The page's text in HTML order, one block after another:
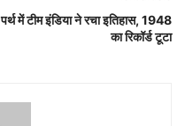
पर्थ में टीम इंडिया ने रचा इतिहास, 1948
का रिकॉर्ड टूटा